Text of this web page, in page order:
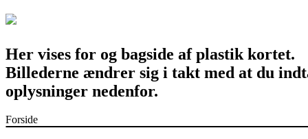
Her vises for og bagside af plastik kortet.
Billederne ændrer sig i takt med at du
oplysninger nedenfor.
Forside